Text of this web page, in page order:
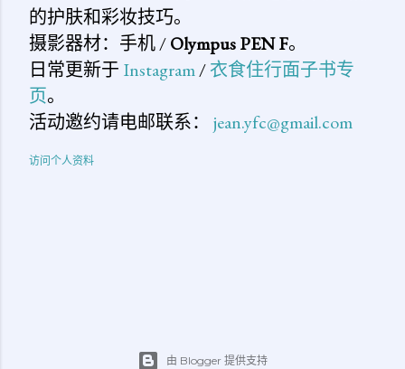
的护肤和彩妆技巧。
摄影器材：手机 /Olympus PEN F。
日常更新于 Instagram/衣食住行面子书专
页。
活动邀约请电邮联系： jean.yfc@gmail.com
访问个人资料
由 Blogger 提供支持